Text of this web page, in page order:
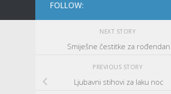
FOLLOW:
NEXT STORY
Smiješne čestitke za rođendan
PREVIOUS STORY
Ljubavni stihovi za laku noc